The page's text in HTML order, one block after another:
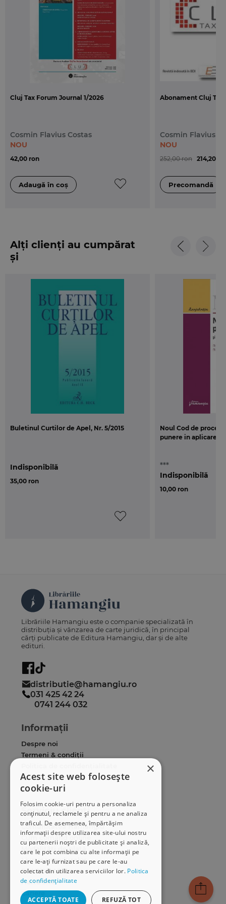
- lista cronologica a deciziilor – cu trimitere la
numarul de pagina.
Cluj Tax Forum Journal 1/2026
Cosmin Flavius Costas
42,00 ron
NOU
Abonament Cluj Tax
Cosmin Flavius
252,00 ron 214,20
NOU
Alți clienți au cumpărat
și
Buletinul Curtilor de Apel, Nr. 5/2015
35,00 ron
Indisponibilă
Noul Cod de
punere in
***
10,00 ron
Indisponibilă
×
Acest site web folosește
cookie-uri
Folosim cookie-uri pentru a personaliza
conținutul, reclamele și pentru a ne analiza
traficul. De asemenea, împărtășim
informații despre utilizarea site-ului nostru
cu partenerii noștri de publicitate și analiză,
care le pot combina cu alte informații pe
care le-ați furnizat sau pe care le-au
colectat din utilizarea serviciilor lor. Politica
de confidențialitate
ACCEPTĂ TOATE REFUZĂ TOT
Librăriile Hamangiu este o companie specializată în
distribuția și vânzarea de carte juridică, în principal
cărți publicate de Editura Hamangiu, dar și de alte
edituri.
distributie@hamangiu.ro
031 425 42 24
0741 244 032
Informații
Despre noi
Termeni & condiții
Politica de cookies
ANPC
Serviciu clienți
Comunitatea Hamangiu
Cum comand online
Modalități de plată
Livrarea produselor
SEAP/SICAP
Hartă site
Cariere